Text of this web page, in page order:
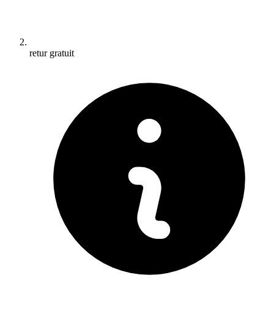
retur gratuit